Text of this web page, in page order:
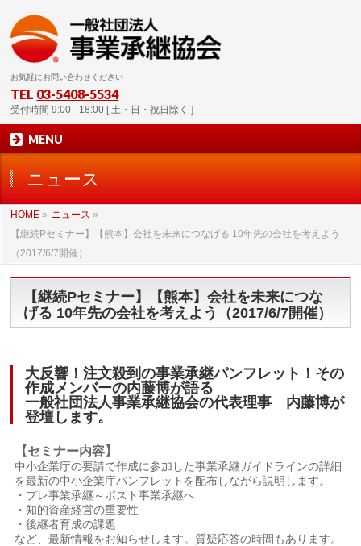
お気軽にお問い合わせください
TEL 03-5408-5534
受付時間 9:00 - 18:00 [ 土・日・祝日除く ]
MENU
ニュース
HOME » ニュース »
【継続Pセミナー】【熊本】会社を未来につなげる 10年先の会社を考えよう
（2017/6/7開催）
【継続Pセミナー】【熊本】会社を未来につな
げる 10年先の会社を考えよう（2017/6/7開催）
大反響！注文殺到の事業承継パンフレット！その
作成メンバーの内藤博が語る
一般社団法人事業承継協会の代表理事 内藤博が
登壇します。
【セミナー内容】
中小企業庁の要請で作成に参加した事業承継ガイドラインの詳細
を最新の中小企業庁パンフレットを配布しながら説明します。
・プレ事業承継～ポスト事業承継へ
・知的資産経営の重要性
・後継者育成の課題
など、最新情報をお知らせします。質疑応答の時間もあります。